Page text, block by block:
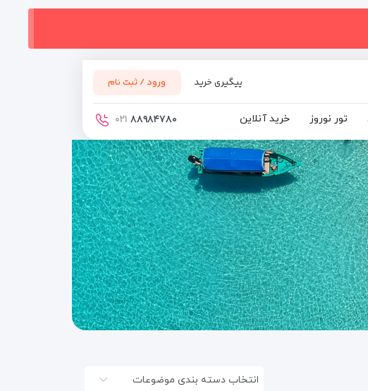
پیگیری خرید ورود / ثبت نام
تور نوروز خرید آنلاین ۸۸۹۸۴۷۸۰ ۰۲۱
انتخاب دسته بندی موضوعات